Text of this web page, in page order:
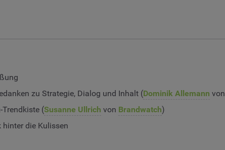
zu Strategie, Dialog und Inhalt (Dominik Allemann von
(Susanne Ullrich von Brandwatch)
hinter die Kulissen